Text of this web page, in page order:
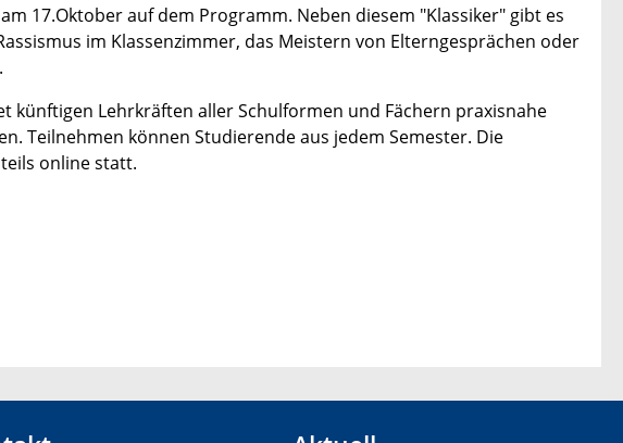
17.Oktober auf dem Programm. Neben diesem "Klassiker" gibt es
im Klassenzimmer, das Meistern von Elterngesprächen oder
künftigen Lehrkräften aller Schulformen und Fächern praxisnahe
Teilnehmen können Studierende aus jedem Semester. Die
online statt.